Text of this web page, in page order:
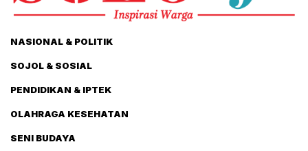
NASIONAL & POLITIK
SOJOL & SOSIAL
PENDIDIKAN & IPTEK
OLAHRAGA KESEHATAN
SENI BUDAYA